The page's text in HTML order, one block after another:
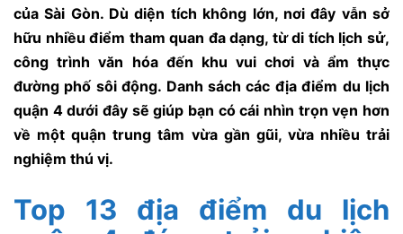
của Sài Gòn. Dù diện tích không lớn, nơi đây vẫn sở
hữu nhiều điểm tham quan đa dạng, từ di tích lịch sử,
công trình văn hóa đến khu vui chơi và ẩm thực
đường phố sôi động. Danh sách các địa điểm du lịch
quận 4 dưới đây sẽ giúp bạn có cái nhìn trọn vẹn hơn
về một quận trung tâm vừa gần gũi, vừa nhiều trải
nghiệm thú vị.
Top 13 địa điểm du lịch